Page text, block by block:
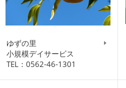
ゆずの里
小規模デイサービス
TEL：0562-46-1301